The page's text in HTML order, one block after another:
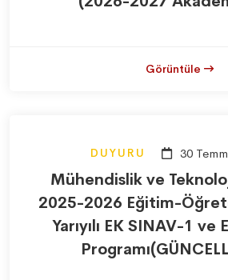
Görüntüle
DUYURU 30
Mühendislik ve
2025-2026 Eğitim-
Yarıyılı EK SINAV-1 ve